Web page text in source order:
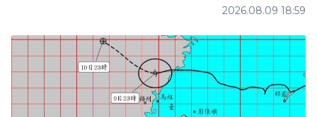
2026.08.09 18:59